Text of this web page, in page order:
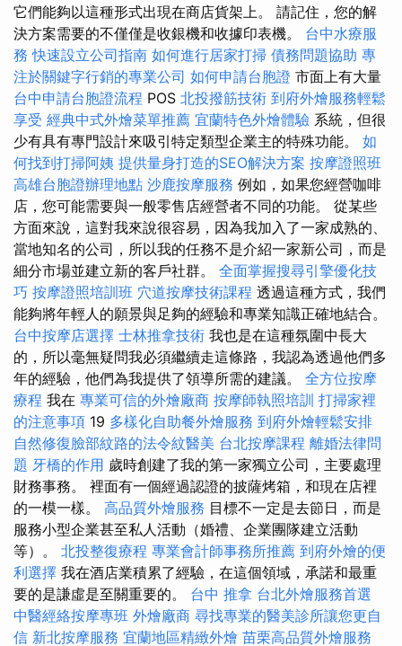
它們能夠以這種形式出現在商店貨架上。 請記住，您的解
決方案需要的不僅僅是收銀機和收據印表機。 台中水療服
務快速設立公司指南 如何進行居家打掃 債務問題協助 專
注於關鍵字行銷的專業公司 如何申請台胞證 市面上有大量
台中申請台胞證流程 POS 北投撥筋技術 到府外燴服務輕鬆
享受 經典中式外燴菜單推薦 宜蘭特色外燴體驗 系統，但很
少有具有專門設計來吸引特定類型企業主的特殊功能。 如
何找到打掃阿姨 提供量身打造的SEO解決方案 按摩證照班
高雄台胞證辦理地點 沙鹿按摩服務 例如，如果您經營咖啡
店，您可能需要與一般零售店經營者不同的功能。 從某些
方面來說，這對我來說很容易，因為我加入了一家成熟的、
當地知名的公司，所以我的任務不是介紹一家新公司，而是
細分市場並建立新的客戶社群。 全面掌握搜尋引擎優化技
巧 按摩證照培訓班 穴道按摩技術課程 透過這種方式，我們
能夠將年輕人的願景與足夠的經驗和專業知識正確地結合。
台中按摩店選擇 士林推拿技術 我也是在這種氛圍中長大
的，所以毫無疑問我必須繼續走這條路，我認為透過他們多
年的經驗，他們為我提供了領導所需的建議。 全方位按摩
療程 我在 專業可信的外燴廠商 按摩師執照培訓 打掃家裡
的注意事項 19 多樣化自助餐外燴服務 到府外燴輕鬆安排
自然修復臉部紋路的法令紋醫美 台北按摩課程 離婚法律問
題 牙橋的作用 歲時創建了我的第一家獨立公司，主要處理
財務事務。 裡面有一個經過認證的披薩烤箱，和現在店裡
的一模一樣。 高品質外燴服務 目標不一定是去節日，而是
服務小型企業甚至私人活動（婚禮、企業團隊建立活動
等）。 北投整復療程 專業會計師事務所推薦 到府外燴的便
利選擇 我在酒店業積累了經驗，在這個領域，承諾和最重
要的是謙虛是至關重要的。 台中 推拿 台北外燴服務首選
中醫經絡按摩專班 外燴廠商 尋找專業的醫美診所讓您更自
信 新北按摩服務 宜蘭地區精緻外燴 苗栗高品質外燴服務